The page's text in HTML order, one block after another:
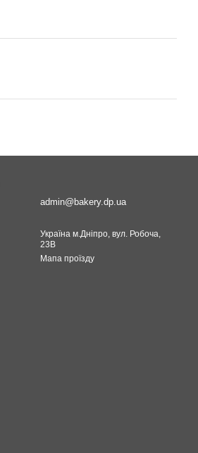
admin@bakery.dp.ua
Україна м.Дніпро, вул. Робоча,
23В
Мапа проїзду